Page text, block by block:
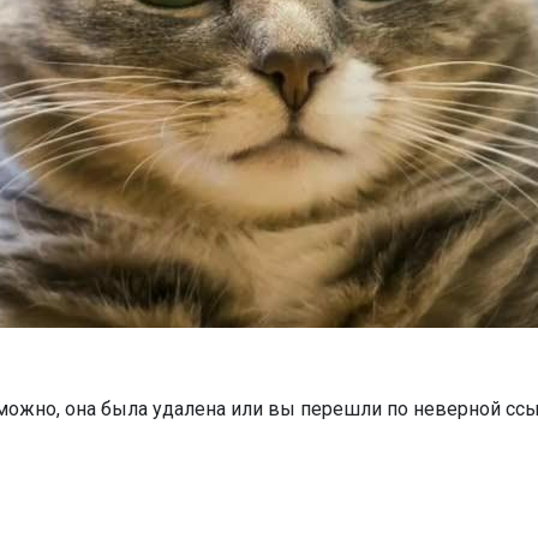
она была удалена или вы перешли по неверной